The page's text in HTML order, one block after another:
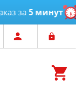
за5 минут